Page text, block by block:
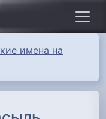
имена на